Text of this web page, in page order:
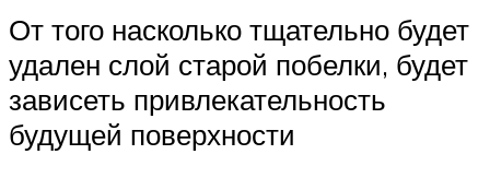
От того насколько тщательно будет
удален слой старой побелки, будет
зависеть привлекательность
будущей поверхности